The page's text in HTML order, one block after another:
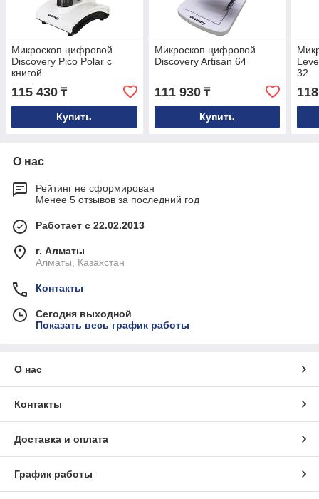
Микроскоп цифровой
Discovery Pico Polar с
книгой
115 430 ₸
Купить
Микроскоп цифровой
Discovery Artisan 64
111 930₸
Купить
32
О нас
Рейтинг не сформирован
Менее 5 отзывов за последний год
Работает с 22.02.2013
г. Алматы
Алматы, Казахстан
Контакты
Сегодня выходной
Показать весь график работы
О нас
Контакты
Доставка и оплата
График работы